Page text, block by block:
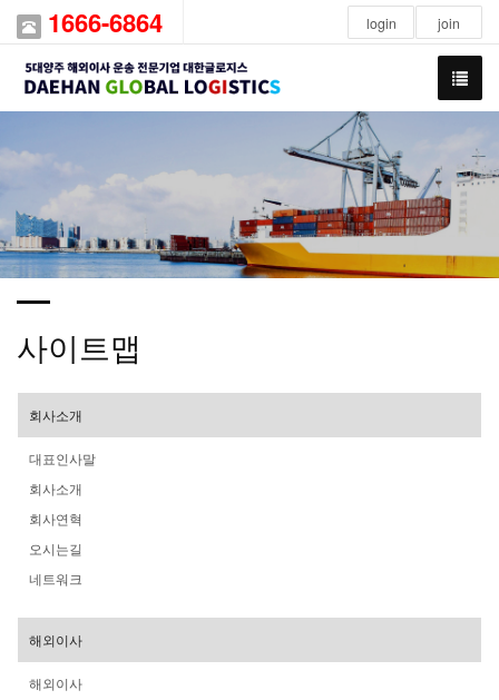
1666-6864 login join
사이트맵
회사소개
대표인사말
회사소개
회사연혁
오시는길
네트워크
해외이사
해외이사